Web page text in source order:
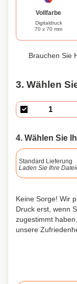
Vollfarbe
Digitaldruck
70 x 70 mm
Brauchen Sie
3. Wählen
4. Wählen Sie
Standard Lieferung
Laden Sie Ihre
Keine Sorge! Wir
Druck erst, wenn
zugestimmt
unsere